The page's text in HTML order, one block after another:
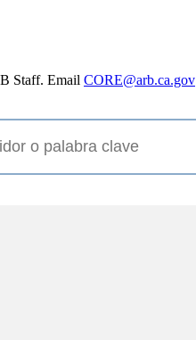
Staff. Email CORE@arb.ca.gov